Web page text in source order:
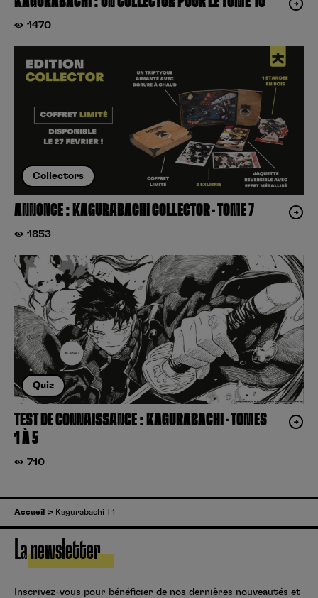
1470
Collectors
ANNONCE : KAGURABACHI COLLECTOR – TOME 7
1853
Quiz
TEST DE CONNAISSANCE : KAGURABACHI – TOMES
1 À 5
710
Accueil Kagurabachi T1
La newsletter
Inscrivez-vous pour bénéficier de nos dernières nouveautés et